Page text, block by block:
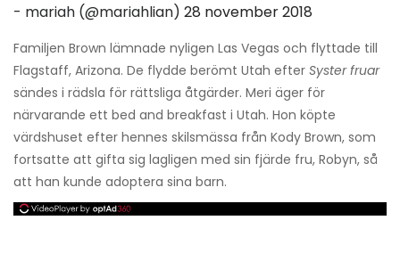
- mariah (@mariahlian) 28 november 2018
Familjen Brown lämnade nyligen Las Vegas och flyttade till
Flagstaff, Arizona. De flydde berömt Utah efter Syster fruar
sändes i rädsla för rättsliga åtgärder. Meri äger för
närvarande ett bed and breakfast i Utah. Hon köpte
värdshuset efter hennes skilsmässa från Kody Brown, som
fortsatte att gifta sig lagligen med sin fjärde fru, Robyn, så
att han kunde adoptera sina barn.